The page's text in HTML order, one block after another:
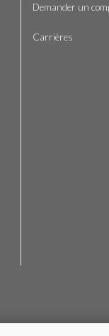
Demander un
Carrières